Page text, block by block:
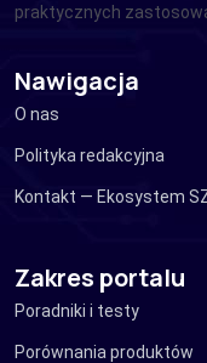
praktycznych
Nawigacja
O nas
Polityka redakcyjna
Kontakt — Ekosystem
Zakres portalu
Poradniki i testy
Porównania produktów